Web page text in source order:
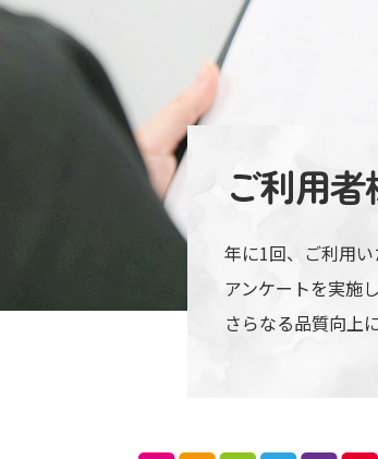
ご利用
年に1回、ご利用
アンケートを実施
さらなる品質向上